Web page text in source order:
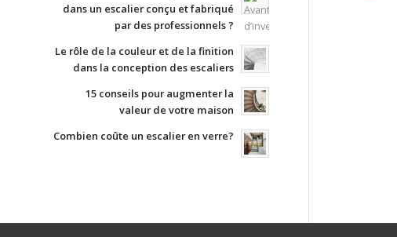
dans un escalier conçu et fabriqué
par des professionnels ?
Le rôle de la couleur et de la finition
dans la conception des escaliers
15 conseils pour augmenter la
valeur de votre maison
Combien coûte un escalier en verre?